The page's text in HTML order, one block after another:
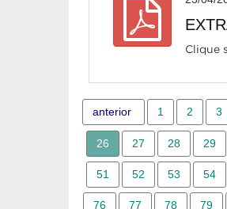
Clique
anterior 1 2 3
26 27 28 29
51 52 53 54
76 77 78 79